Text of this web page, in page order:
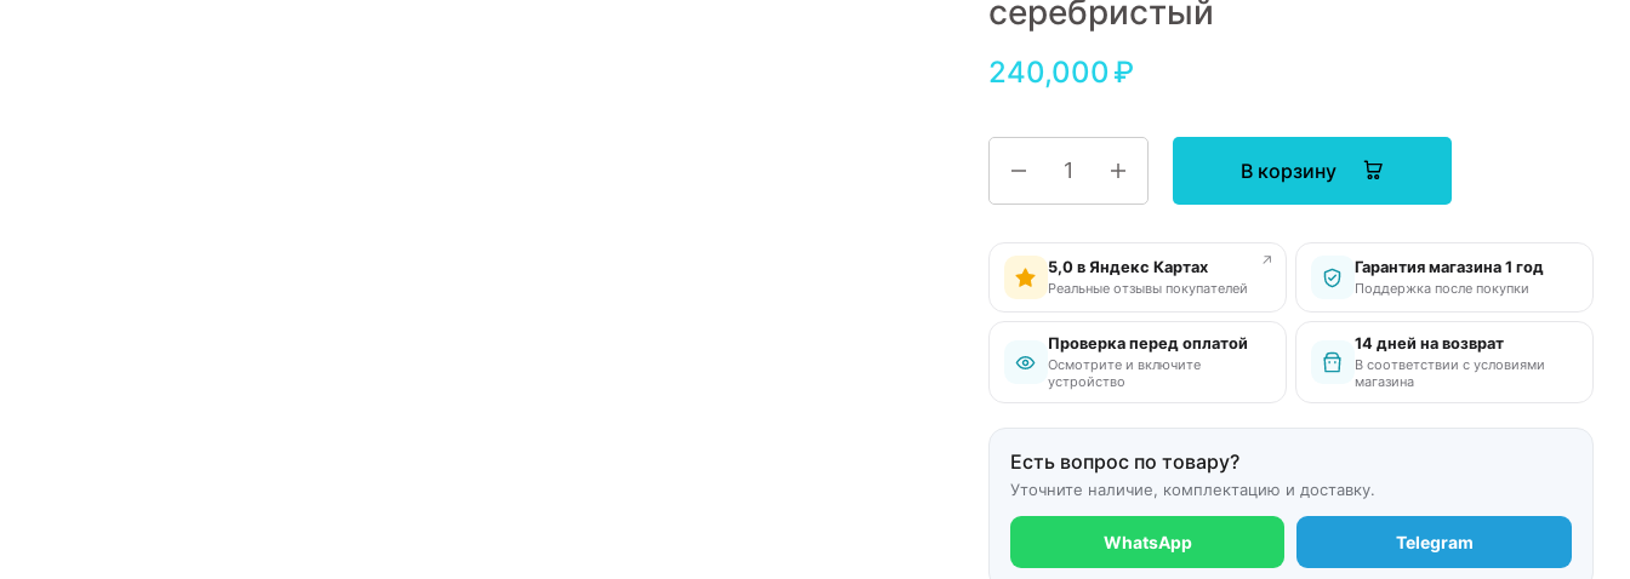
серебристый
240,000₽
В корзину
5,0 в Яндекс Картах
Реальные отзывы покупателей
↗ Гарантия магазина 1 год
Поддержка после покупки
Проверка перед оплатой
Осмотрите и включите
устройство
14 дней на возврат
В соответствии с условиями
магазина
Есть вопрос по товару?
Уточните наличие, комплектацию и доставку.
WhatsApp Telegram